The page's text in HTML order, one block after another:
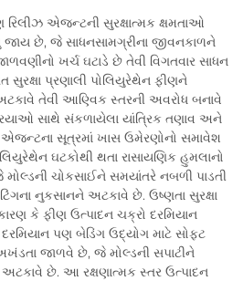
રિલીઝ એજન્ટની સુરક્ષાત્મક ક્ષમતાઓ
જાય છે, જે સાધનસામગ્રીના જીવનકાળને
ખર્ચ ઘટાડે છે તેવી વિગતવાર સાધન
પ્રણાલી પોલિયુરેથેન ફીણને
અટકાવે તેવી આણ્વિક સ્તરની અવરોધ બનાવે
સાથે સંકળાયેલા યાંત્રિક તણાવ અને
એજન્ટના સૂત્રમાં ખાસ ઉમેરણોનો સમાવેશ
ઘટકોથી થતા રાસાયણિક હુમલાનો
ચોકસાઈને સમયાંતરે નબળી પાડતી
નુકસાનને અટકાવે છે. ઉષ્ણતા સુરક્ષા
કે ફીણ ઉત્પાદન ચક્રો દરમિયાન
દરમિયાન પણ બેડિંગ ઉદ્યોગ માટે સોફ્ટ
જાળવે છે, જે મોલ્ડની સપાટીને
છે. આ રક્ષણાત્મક સ્તર ઉત્પાદન